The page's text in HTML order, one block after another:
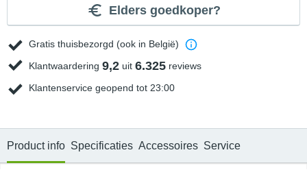
Elders goedkoper?
Gratis thuisbezorgd (ook in België)
Klantwaardering 9,2 uit 6.325 reviews
Klantenservice geopend tot 23:00
Product info Specificaties Accessoires Service